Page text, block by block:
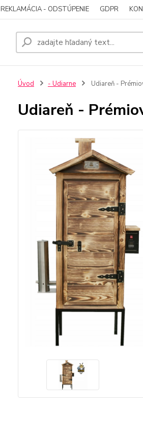
REKLAMÁCIA - ODSTÚPENIE GDPR
Úvod - Udiarne Udiareň -
Udiareň -